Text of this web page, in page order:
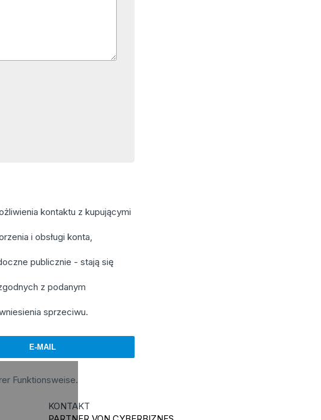
kontaktu z kupującymi
i obsługi konta,
publicznie - stają się
z podanym
sprzeciwu.
Funktionsweise.
KONTAKT